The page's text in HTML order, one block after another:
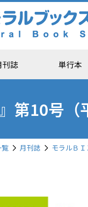
刊誌 単行本
第10号（
月刊誌 モラルＢＩ